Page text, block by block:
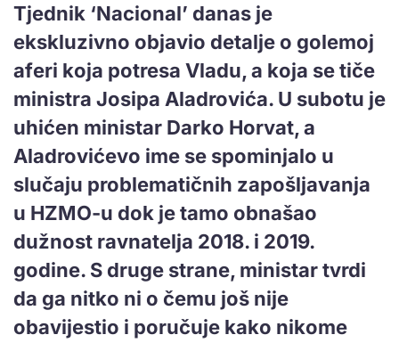
Tjednik ‘Nacional’ danas je
ekskluzivno objavio detalje o golemoj
aferi koja potresa Vladu, a koja se tiče
ministra Josipa Aladrovića. U subotu je
uhićen ministar Darko Horvat, a
Aladrovićevo ime se spominjalo u
slučaju problematičnih zapošljavanja
u HZMO-u dok je tamo obnašao
dužnost ravnatelja 2018. i 2019.
godine. S druge strane, ministar tvrdi
da ga nitko ni o čemu još nije
obavijestio i poručuje kako nikome